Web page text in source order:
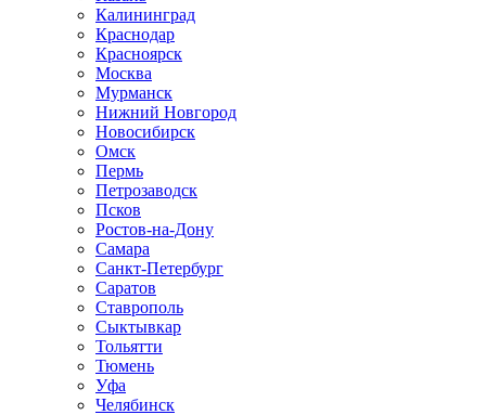
Калининград
Краснодар
Красноярск
Москва
Мурманск
Нижний Новгород
Новосибирск
Омск
Пермь
Петрозаводск
Псков
Ростов-на-Дону
Самара
Санкт-Петербург
Саратов
Ставрополь
Сыктывкар
Тольятти
Тюмень
Уфа
Челябинск